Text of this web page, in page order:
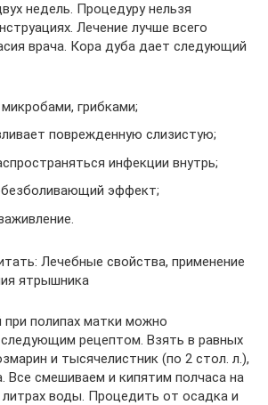
недель. Процедуру нельзя
Лечение лучше всего
врача. Кора дуба дает следующий
грибками;
поврежденную слизистую;
инфекции внутрь;
эффект;
Лечебные свойства, применение
ятрышника
при полипах матки можно
рецептом. Взять в равных
и тысячелистник (по 2 стол. л.),
Все смешиваем и кипятим полчаса на
литрах воды. Процедить от осадка и